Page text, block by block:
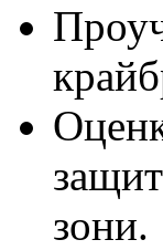
зони.